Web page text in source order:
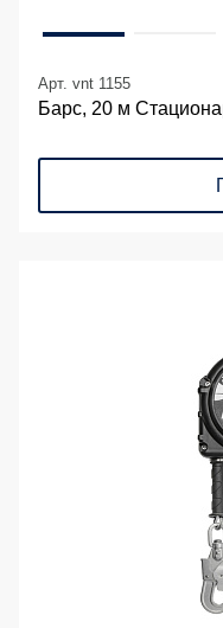
Арт. vnt 1155
Барс, 20 м